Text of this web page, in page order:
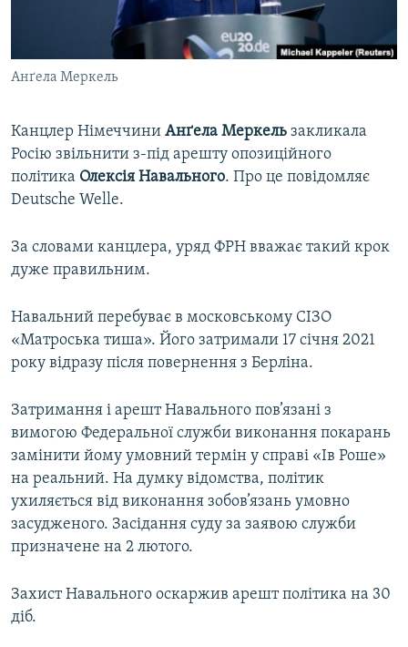
ВІДЕОУРОКИ «ELIFBE»
СВІДЧЕННЯ ОКУПАЦІЇ
УКРАЇНСЬКА ПРОБЛЕМА КРИМУ
Qırımtatar
Усі сайти RFE/RL
Анґела Меркель
Канцлер Німеччини Анґела Меркель закликала
Росію звільнити з-під арешту опозиційного
політика Олексія Навального. Про це повідомляє
Deutsche Welle.
За словами канцлера, уряд ФРН вважає такий крок
дуже правильним.
Навальний перебуває в московському СІЗО
«Матроська тиша». Його затримали 17 січня 2021
року відразу після повернення з Берліна.
Затримання і арешт Навального пов’язані з
вимогою Федеральної служби виконання покарань
замінити йому умовний термін у справі «Ів Роше»
на реальний. На думку відомства, політик
ухиляється від виконання зобов’язань умовно
засудженого. Засідання суду за заявою служби
призначене на 2 лютого.
Захист Навального оскаржив арешт політика на 30
діб.